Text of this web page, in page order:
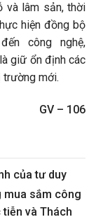
và lâm sản, thời
hiện đồng bộ
công nghệ,
giữ ổn định các
trường mới.
GV – 106
của tư duy
mua sắm công
và Thách